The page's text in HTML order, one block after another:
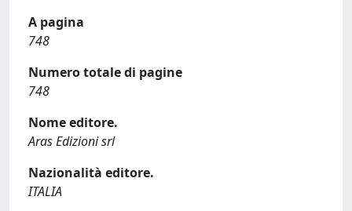
A pagina
748
Numero totale di pagine
748
Nome editore.
Aras Edizioni srl
Nazionalità editore.
ITALIA